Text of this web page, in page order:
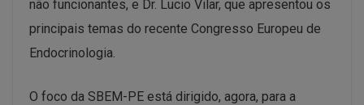
não funcionantes, e Dr. Lucio Vilar, que apresentou os
principais temas do recente Congresso Europeu de
Endocrinologia.
O foco da SBEM-PE está dirigido, agora, para a